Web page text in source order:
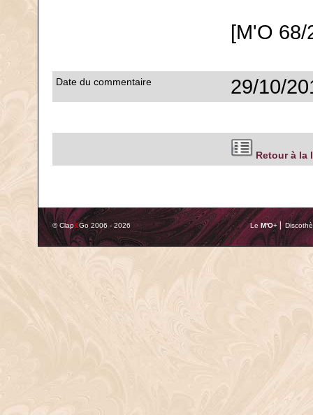
[M'O 68/
Date du commentaire 29/10/
Retour à la
© Clap&Go 2006 - 2026 Le M'O+ ⎢